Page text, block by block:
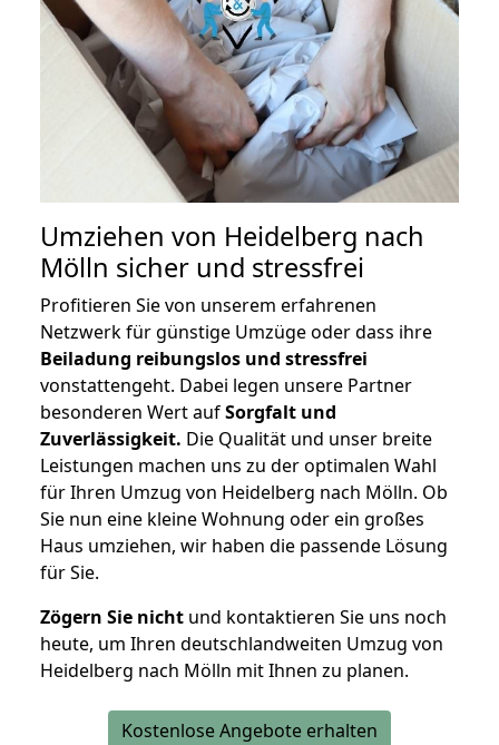
Umziehen von Heidelberg nach
Mölln sicher und stressfrei
Profitieren Sie von unserem erfahrenen
Netzwerk für günstige Umzüge oder dass ihre
Beiladung reibungslos und stressfrei
vonstattengeht. Dabei legen unsere Partner
besonderen Wert aufSorgfalt und
Zuverlässigkeit. Die Qualität und unser breite
Leistungen machen uns zu der optimalen Wahl
für Ihren Umzug von Heidelberg nach Mölln. Ob
Sie nun eine kleine Wohnung oder ein großes
Haus umziehen, wir haben die passende Lösung
für Sie.
Zögern Sie nicht und kontaktieren Sie uns noch
heute, um Ihren deutschlandweiten Umzug von
Heidelberg nach Mölln mit Ihnen zu planen.
Kostenlose Angebote erhalten